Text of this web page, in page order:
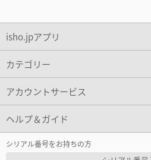
isho.jpアプリ
カテゴリー
アカウントサービス
ヘルプ＆ガイド
シリアル番号をお持ちの方